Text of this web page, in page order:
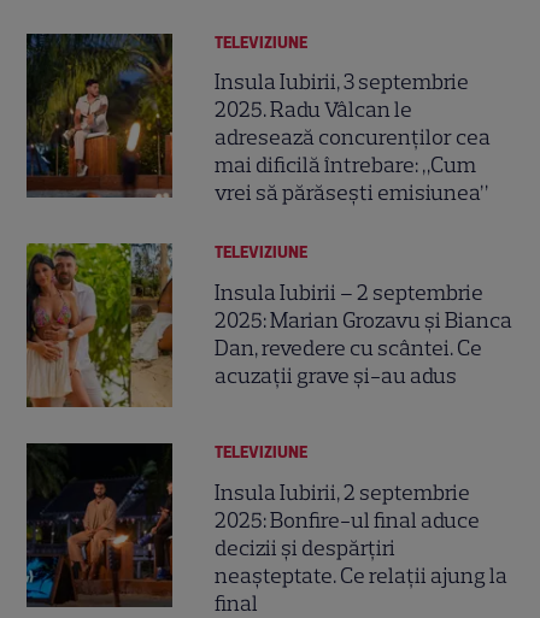
TELEVIZIUNE
Insula Iubirii, 3 septembrie
2025. Radu Vâlcan le
adresează concurenților cea
mai dificilă întrebare: „Cum
vrei să părăsești emisiunea”
TELEVIZIUNE
Insula Iubirii – 2 septembrie
2025: Marian Grozavu și Bianca
Dan, revedere cu scântei. Ce
acuzații grave și-au adus
TELEVIZIUNE
Insula Iubirii, 2 septembrie
2025: Bonfire-ul final aduce
decizii și despărțiri
neașteptate. Ce relații ajung la
final